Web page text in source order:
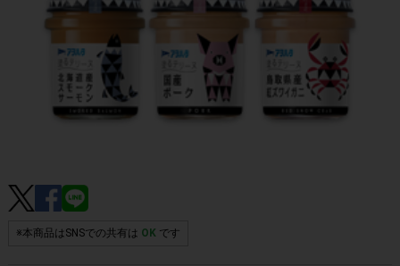
※本商品はSNSでの共有は OKです